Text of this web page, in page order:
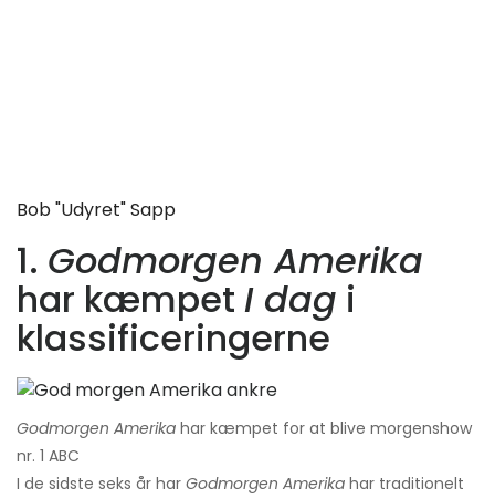
Bob "udyret" Sapp
1. Godmorgen Amerika
har kæmpet I dag i
klassificeringerne
Godmorgen Amerika har kæmpet for at blive morgenshow
nr. 1 ABC
I de sidste seks år har Godmorgen Amerika har traditionelt